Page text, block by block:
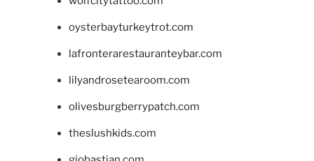
oysterbayturkeytrot.com
lafronterarestauranteybar.com
lilyandrosetearoom.com
olivesburgberrypatch.com
theslushkids.com